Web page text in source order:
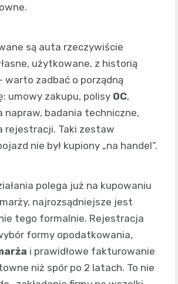
są auta rzeczywiście
użytkowane, z historią
warto zadbać o porządną
umowy zakupu, polisy OC,
napraw, badania techniczne,
rejestracji. Taki zestaw
nie był kupiony „na handel”.
polega już na kupowaniu
najrozsądniejsze jest
tego formalnie. Rejestracja
formy opodatkowania,
i prawidłowe fakturowanie
niż spór po 2 latach. To nie